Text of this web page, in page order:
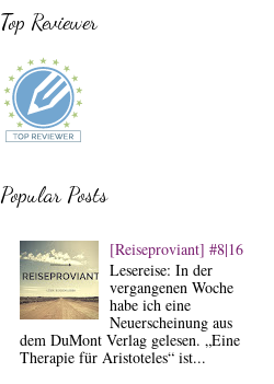
Top Reviewer
Popular Posts
[Reiseproviant] #8|16
Lesereise: In der
vergangenen Woche
habe ich eine
Neuerscheinung aus
dem DuMont Verlag gelesen. „Eine
Therapie für Aristoteles“ ist...